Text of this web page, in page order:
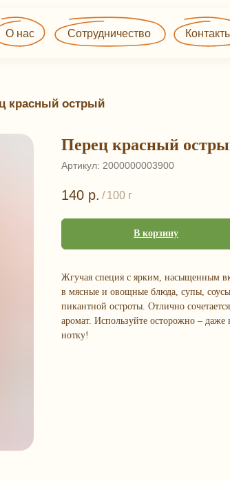
Сотрудничество Контакты
красный острый
Перец красный
Артикул: 2000000003900
140 р. / 100 г
В корзину
Жгучая специя с ярким, насыщенным
в мясные и овощные блюда, супы,
пикантной остроты. Отлично
аромат. Используйте осторожно –
нотку!